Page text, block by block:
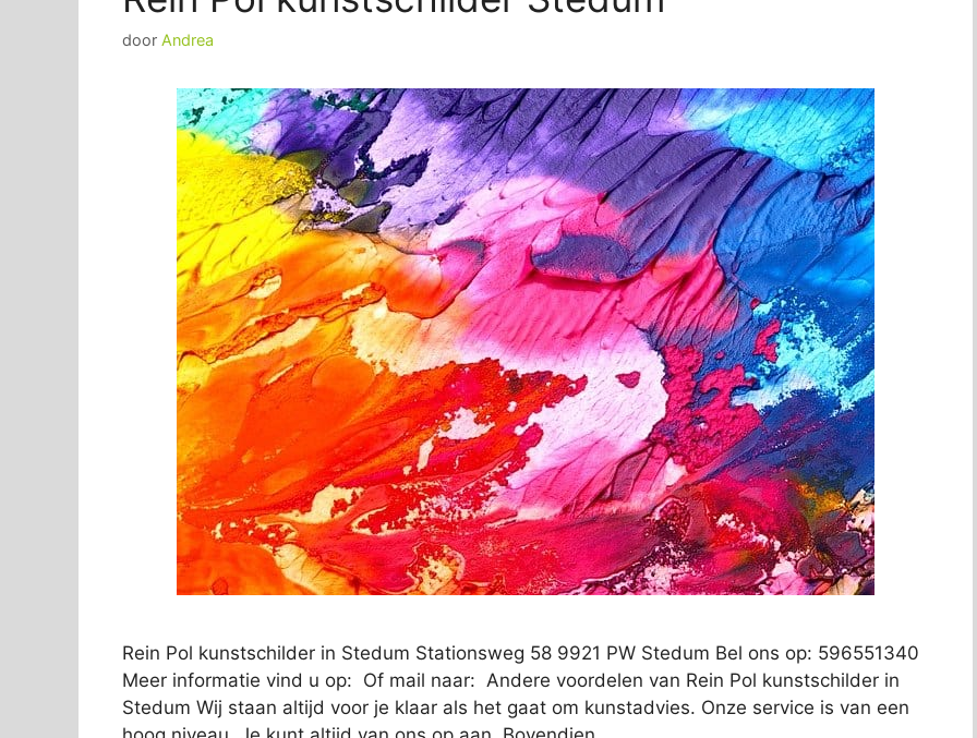
door Andrea
Rein Pol kunstschilder in Stedum Stationsweg 58 9921 PW Stedum Bel ons op: 596551340
Meer informatie vind u op: Of mail naar: Andere voordelen van Rein Pol kunstschilder in
Stedum Wij staan altijd voor je klaar als het gaat om kunstadvies. Onze service is van een